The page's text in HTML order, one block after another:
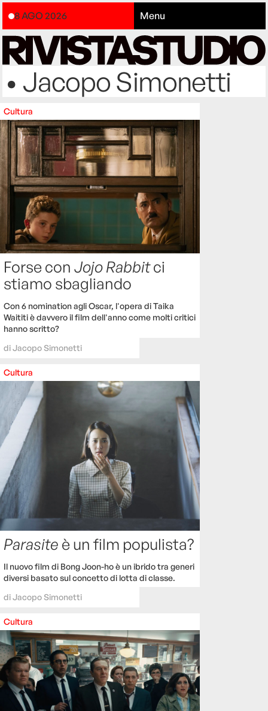
8 AGO 2026 Menu
• Jacopo Simonetti
Cultura
Forse con Jojo Rabbitci
stiamo sbagliando
Con 6 nomination agli Oscar, l'opera di Taika
Waititi è davvero il film dell'anno come molti critici
hanno scritto?
diJacopo Simonetti
Cultura
Parasite è un film populista?
Il nuovo film di Bong Joon-ho è un ibrido tra generi
diversi basato sul concetto di lotta di classe.
diJacopo Simonetti
Cultura